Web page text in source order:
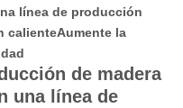
línea de producción
calienteAumente la
de madera
una línea de